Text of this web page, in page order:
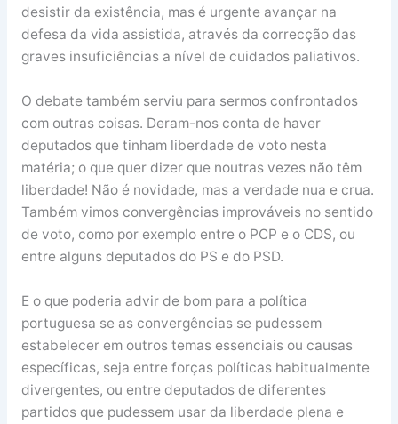
desistir da existência, mas é urgente avançar na
defesa da vida assistida, através da correcção das
graves insuficiências a nível de cuidados paliativos.
O debate também serviu para sermos confrontados
com outras coisas. Deram-nos conta de haver
deputados que tinham liberdade de voto nesta
matéria; o que quer dizer que noutras vezes não têm
liberdade! Não é novidade, mas a verdade nua e crua.
Também vimos convergências improváveis no sentido
de voto, como por exemplo entre o PCP e o CDS, ou
entre alguns deputados do PS e do PSD.
E o que poderia advir de bom para a política
portuguesa se as convergências se pudessem
estabelecer em outros temas essenciais ou causas
específicas, seja entre forças políticas habitualmente
divergentes, ou entre deputados de diferentes
partidos que pudessem usar da liberdade plena e